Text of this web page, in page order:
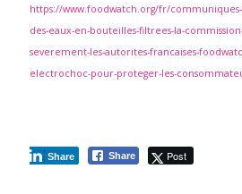
https://www.foodwatch.org/fr/
des-eaux-en-bouteilles-filtrees-la-
severement-les-autorites-francaises-
electrochoc-pour-proteger-les-
Share Post
Share